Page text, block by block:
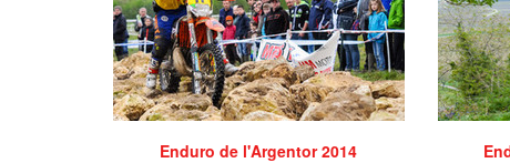
Enduro de l'Argentor 2014